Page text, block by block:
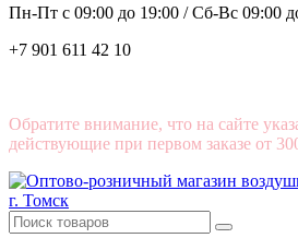
Пн-Пт с 09:00 до 19:00 /Сб-Вс 09:00
+7 901 611 42 10
Обратите внимание, что на сайте
действующие при первом заказе от